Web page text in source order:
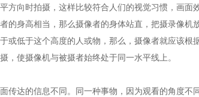
向时拍摄，这样比较符合人们的视觉习惯，画面效
身高相当，那么摄像者的身体站直，把摄录像机
低于这个高度的人或物，那么，摄像者就应该根
，使摄像机与被摄者始终处于同一水平线上。
达的信息不同。同一种事物，因为观看的角度不